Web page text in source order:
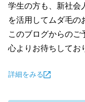
学生の方も、新社会
を活用してムダ毛の
このブログからのご
心よりお待ちしてお
詳細をみる